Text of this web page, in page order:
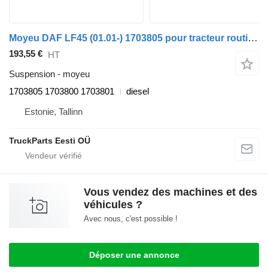
Moyeu DAF LF45 (01.01-) 1703805 pour tracteur routier DAF LF45, LF55, LF180, CF65, CF75, CF85 (2001-)
193,55 € HT
Suspension - moyeu
1703805 1703800 1703801
diesel
Estonie, Tallinn
TruckParts Eesti OÜ
Vous vendez des machines et des
véhicules ?
Avec nous, c'est possible !
Déposer une annonce